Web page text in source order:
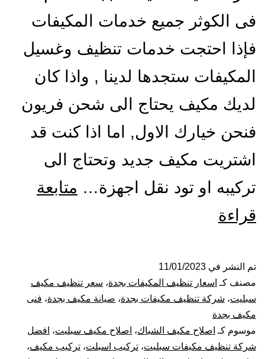
فى الكوثر جميع خدمات المكيفات
فإذا احتجت خدمات تنظيف وغسيل
المكيفات ستجدها لدينا , واذا كان
لديك مكيف يحتاج الى شحن فريون
فنحن خيارك الاول, اما اذا كنت قد
اشتريت مكيف جديد وتحتاج الى
تركيبه او تود نقل اجهزة… متابعة
قراءة
و
صيانة
مكيفات
بجدة
تم النشر في 11/01/2023
مصنف كـ اسعار تنظيف المكيفات بجدة، سعر تنظيف مكيف
سبليت، شركة تنظيف مكيفات بجدة، صيانة مكيف بجدة، فنى
مكيف بجدة
موسوم كـ اصلاح مكيف الشباك، اصلاح مكيف سبليت، افضل
شركة تنظيف مكيفات سبليت، تركيب اسبلت، تركيب مكيف،